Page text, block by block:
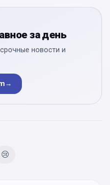
за день
новости и
→
😢